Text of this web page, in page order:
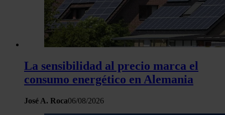
La sensibilidad al precio marca el
consumo energético en Alemania
José A. Roca06/08/2026